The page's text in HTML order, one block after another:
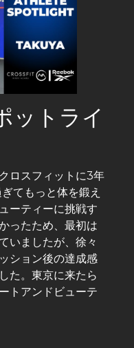
ットライ
ロスフィットに3年
てもっと体を鍛え
ーティーに挑戦す
ったため、最初は
いましたが、徐々
ション後の達成感
た。東京に来たら
トアンドビューテ